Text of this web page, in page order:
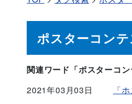
ポスターコンテ
関連ワード「ポスターコ
2021年03月03日
「